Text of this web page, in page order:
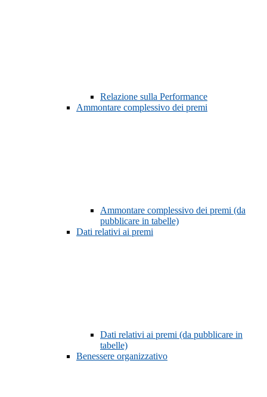
Relazione sulla Performance
Ammontare complessivo dei premi
Ammontare complessivo dei premi (da
pubblicare in tabelle)
Dati relativi ai premi
Dati relativi ai premi (da pubblicare in
tabelle)
Benessere organizzativo